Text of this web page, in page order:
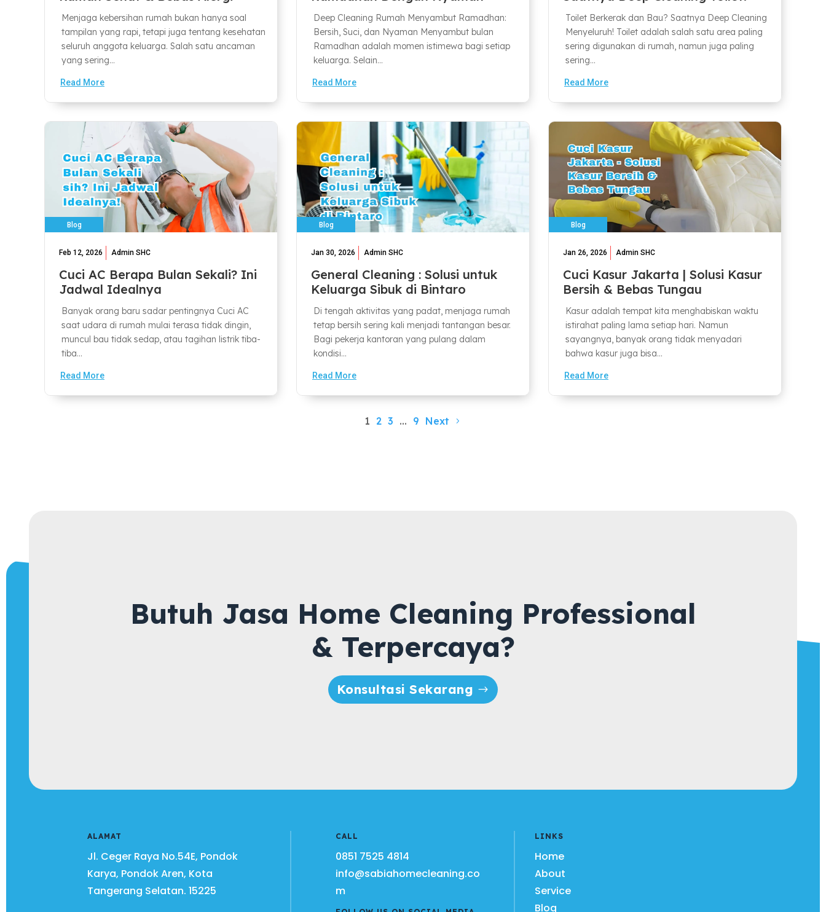
Menjaga kebersihan rumah bukan hanya soal
tampilan yang rapi, tetapi juga tentang kesehatan
seluruh anggota keluarga. Salah satu ancaman
yang sering...
Read More
Deep Cleaning Rumah Menyambut Ramadhan:
Bersih, Suci, dan Nyaman Menyambut bulan
Ramadhan adalah momen istimewa bagi setiap
keluarga. Selain...
Read More
Toilet Berkerak dan Bau? Saatnya Deep Cleaning
Menyeluruh! Toilet adalah salah satu area paling
sering digunakan di rumah, namun juga paling
sering...
Read More
Blog
Feb 12, 2026 Admin SHC
Cuci AC Berapa Bulan Sekali? Ini
Jadwal Idealnya
Banyak orang baru sadar pentingnya Cuci AC
saat udara di rumah mulai terasa tidak dingin,
muncul bau tidak sedap, atau tagihan listrik tiba-
tiba...
Read More
Blog
Jan 30, 2026 Admin SHC
General Cleaning : Solusi untuk
Keluarga Sibuk di Bintaro
Di tengah aktivitas yang padat, menjaga rumah
tetap bersih sering kali menjadi tantangan besar.
Bagi pekerja kantoran yang pulang dalam
kondisi...
Read More
Blog
Jan 26, 2026 Admin SHC
Cuci Kasur Jakarta | Solusi Kasur
Bersih & Bebas Tungau
Kasur adalah tempat kita menghabiskan waktu
istirahat paling lama setiap hari. Namun
sayangnya, banyak orang tidak menyadari
bahwa kasur juga bisa...
Read More
1 2 3 … 9 Next
Butuh Jasa Home Cleaning Professional
& Terpercaya?
Konsultasi Sekarang
ALAMAT
Jl. Ceger Raya No.54E, Pondok
Karya, Pondok Aren, Kota
Tangerang Selatan.15225
CALL
0851 7525 4814
info@sabiahomecleaning.co
m
LINKS
Home
About
Service
Blog